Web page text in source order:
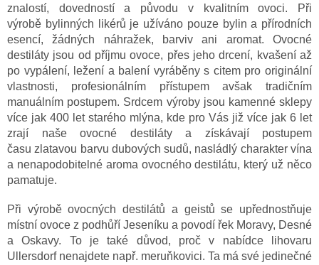
znalostí, dovedností a původu v kvalitním ovoci. Při
výrobě bylinných likérů je užíváno pouze bylin a přírodních
esencí, žádných náhražek, barviv ani aromat. Ovocné
destiláty jsou od příjmu ovoce, přes jeho drcení, kvašení až
po vypálení, ležení a balení vyráběny s citem pro originální
vlastnosti, profesionálním přístupem avšak tradičním
manuálním postupem. Srdcem výroby jsou kamenné sklepy
více jak 400 let starého mlýna, kde pro Vás již více jak 6 let
zrají naše ovocné destiláty a získávají postupem
času zlatavou barvu dubových sudů, nasládlý charakter vína
a nenapodobitelné aroma ovocného destilátu, který už něco
pamatuje.
Při výrobě ovocných destilátů a geistů se upřednostňuje
místní ovoce z podhůří Jeseníku a povodí řek Moravy, Desné
a Oskavy. To je také důvod, proč v nabídce lihovaru
Ullersdorf nenajdete např. meruňkovici. Ta má své jedinečné